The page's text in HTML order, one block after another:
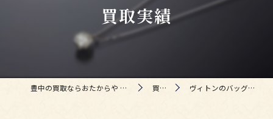
買取実績
豊中の買取ならおたからや 阪急沿線本町1丁目店 買取実績 ヴィトンのバッグやグッチの小物